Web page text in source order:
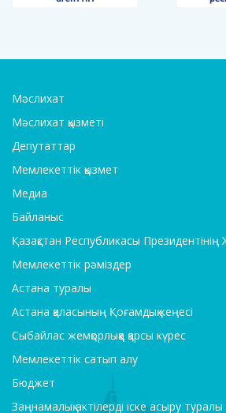
Мәслихат
Мәслихат қызметі
Депутаттар
Мемлекеттік қызмет
Медиа
Байланыс
Қазақстан Республикасы Президентінің
Мемлекеттік рәміздер
Астана туралы
Астана қаласының Қоғамдық кеңесі
Сыбайлас жемқорлыққа қарсы күрес
Мемлекеттік сатып алу